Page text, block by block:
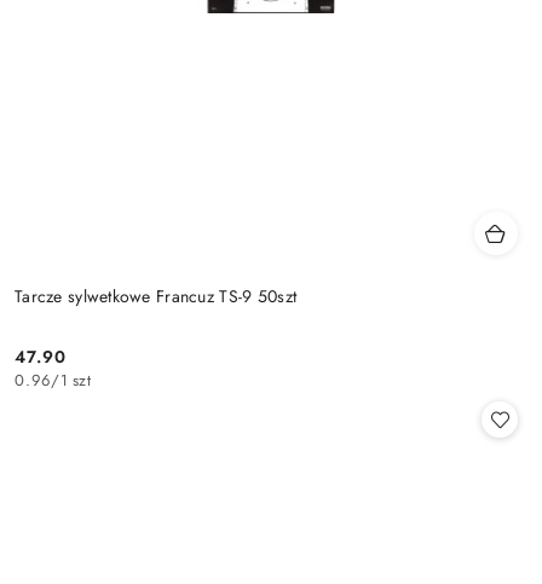
Tarcze sylwetkowe Francuz TS-9 50szt
Cena:
47.90
0.96/1 szt